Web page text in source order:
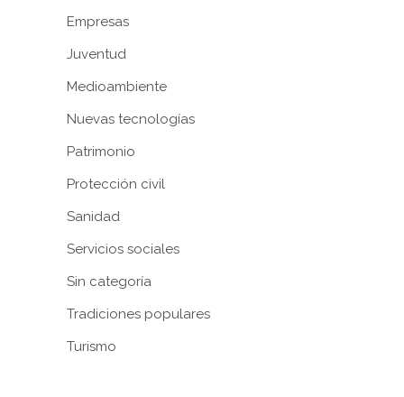
Empresas
Juventud
Medioambiente
Nuevas tecnologías
Patrimonio
Protección civil
Sanidad
Servicios sociales
Sin categoría
Tradiciones populares
Turismo